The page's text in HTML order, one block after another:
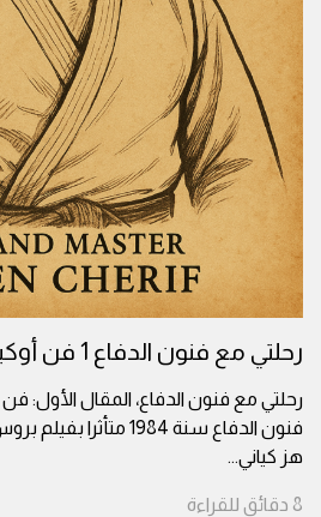
رحلتي مع فنون الدفاع 1 فن أوكيناوا
رحلتي مع فنون الدفاع، المقال الأول:
فنون الدفاع سنة 1984
هز كياني...
8 دقائق للقراءة